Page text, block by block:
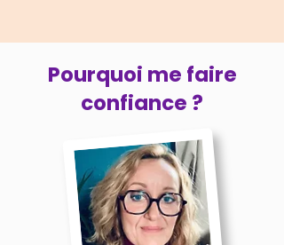
Pourquoi me faire
confiance ?